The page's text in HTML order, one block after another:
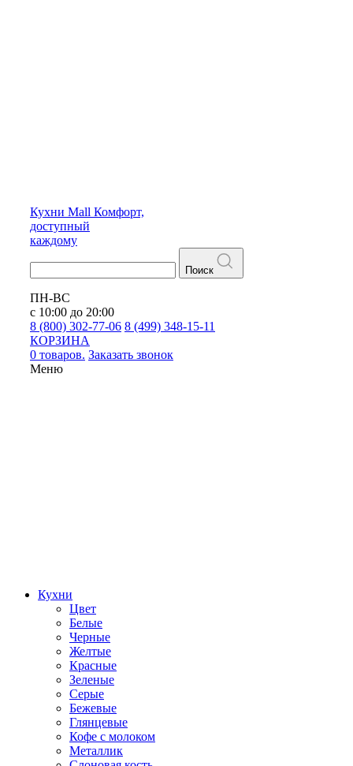
Кухни Mall Комфорт,
доступный
каждому
Поиск
ПН-ВС
с 10:00 до 20:00
8 (800) 302-77-06 8 (499) 348-15-11
КОРЗИНА
0 товаров. Заказать звонок
Меню
Кухни
Цвет
Белые
Черные
Желтые
Красные
Зеленые
Серые
Бежевые
Глянцевые
Кофе с молоком
Металлик